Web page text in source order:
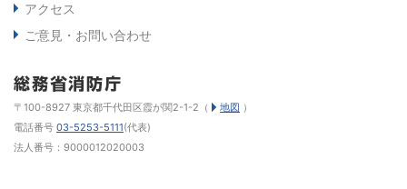
アクセス
ご意見・お問い合わせ
〒100-8927 東京都千代田区霞が関2-1-2（ 地図 ）
電話番号 03-5253-5111(代表)
法人番号：9000012020003